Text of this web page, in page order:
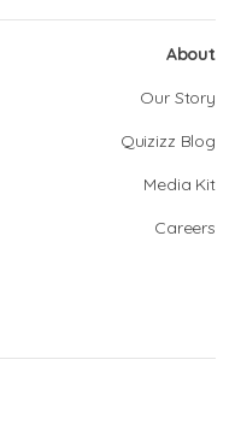
About
Our Story
Quizizz Blog
Media Kit
Careers